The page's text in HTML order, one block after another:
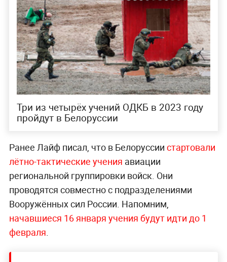
Три из четырёх учений ОДКБ в 2023 году
пройдут в Белоруссии
Ранее Лайф писал, что в Белоруссии стартовали
лётно-тактические учения авиации
региональной группировки войск. Они
проводятся совместно с подразделениями
Вооружённых сил России. Напомним,
начавшиеся 16 января учения будут идти до 1
февраля.